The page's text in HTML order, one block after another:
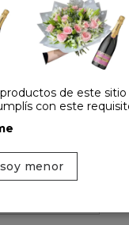
de este
con este